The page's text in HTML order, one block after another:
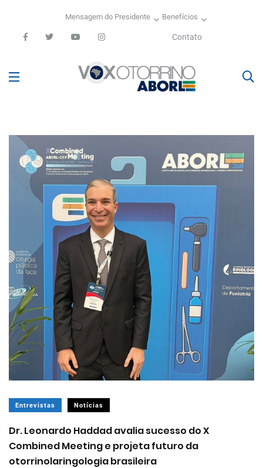
Mensagem do Presidente Benefícios
Contato
Entrevistas Notícias
Dr. Leonardo Haddad avalia sucesso do X
Combined Meeting e projeta futuro da
otorrinolaringologia brasileira